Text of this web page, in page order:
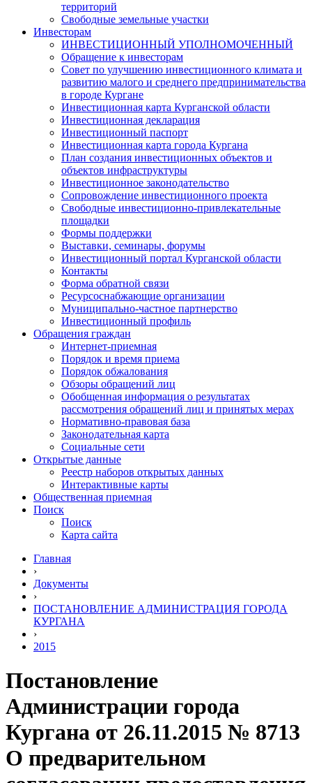
территорий
Свободные земельные участки
Инвесторам
ИНВЕСТИЦИОННЫЙ УПОЛНОМОЧЕННЫЙ
Обращение к инвесторам
Совет по улучшению инвестиционного климата и
развитию малого и среднего предпринимательства
в городе Кургане
Инвестиционная карта Курганской области
Инвестиционная декларация
Инвестиционный паспорт
Инвестиционная карта города Кургана
План создания инвестиционных объектов и
объектов инфраструктуры
Инвестиционное законодательство
Сопровождение инвестиционного проекта
Свободные инвестиционно-привлекательные
площадки
Формы поддержки
Выставки, семинары, форумы
Инвестиционный портал Курганской области
Контакты
Форма обратной связи
Ресурсоснабжающие организации
Муниципально-частное партнерство
Инвестиционный профиль
Обращения граждан
Интернет-приемная
Порядок и время приема
Порядок обжалования
Обзоры обращений лиц
Обобщенная информация о результатах
рассмотрения обращений лиц и принятых мерах
Нормативно-правовая база
Законодательная карта
Социальные сети
Открытые данные
Реестр наборов открытых данных
Интерактивные карты
Общественная приемная
Поиск
Поиск
Карта сайта
Главная
›
Документы
›
ПОСТАНОВЛЕНИЕ АДМИНИСТРАЦИЯ ГОРОДА
КУРГАНА
›
2015
Постановление
Администрации города
Кургана от 26.11.2015 № 8713
О предварительном